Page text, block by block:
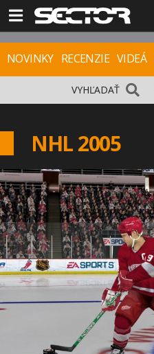
NOVINKY RECENZIE VIDEÁ
VYHĽADAŤ
NHL 2005